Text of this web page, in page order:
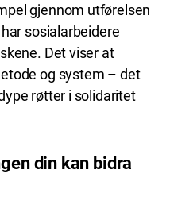
gjennom utførelsen
sosialarbeidere
Det viser at
og system – det
røtter i solidaritet
din kan bidra